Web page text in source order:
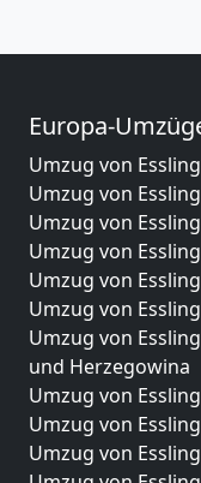
Europa-
Umzug von
Umzug von
Umzug von
Umzug von
Umzug von
Umzug von
Umzug von
und Herzegowina
Umzug von
Umzug von
Umzug von